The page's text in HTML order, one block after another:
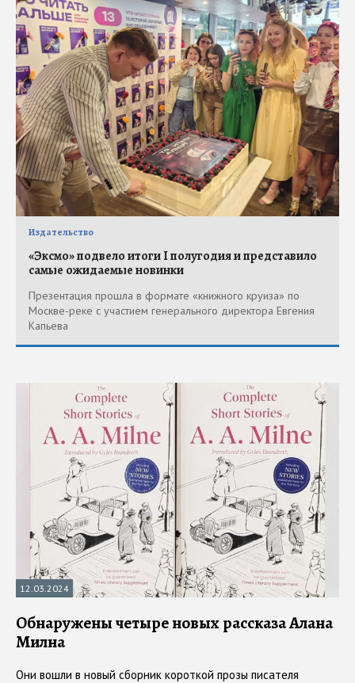
Издательство
«Эксмо» подвело итоги I полугодия и представило
самые ожидаемые новинки
Презентация прошла в формате «книжного круиза» по
Москве-реке с участием генерального директора Евгения
Капьева
12.03.2024
Обнаружены четыре новых рассказа Алана
Милна
Они вошли в новый сборник короткой прозы писателя